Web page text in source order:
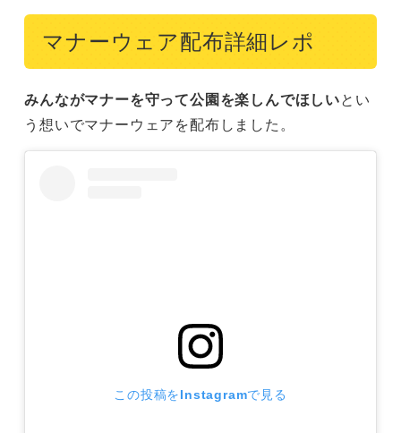
マナーウェア配布詳細レポ
みんながマナーを守って公園を楽しんでほしいとい
う想いでマナーウェアを配布しました。
この投稿をInstagramで見る